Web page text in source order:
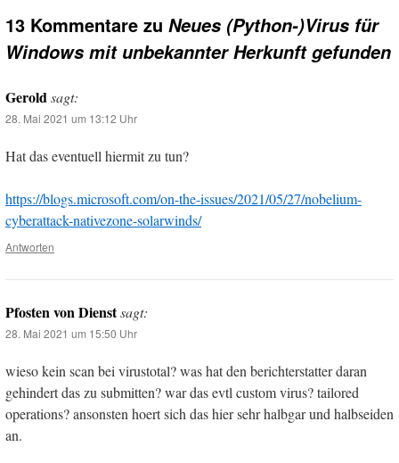
13 Kommentare zu Neues (Python-)Virus für
Windows mit unbekannter Herkunft gefunden
Geroldsagt:
28. Mai 2021 um 13:12 Uhr
Hat das eventuell hiermit zu tun?
https://blogs.microsoft.com/on-the-issues/2021/05/27/nobelium-
cyberattack-nativezone-solarwinds/
Antworten
Pfosten von Dienstsagt:
28. Mai 2021 um 15:50 Uhr
wieso kein scan bei virustotal? was hat den berichterstatter daran
gehindert das zu submitten? war das evtl custom virus? tailored
operations? ansonsten hoert sich das hier sehr halbgar und halbseiden
an.